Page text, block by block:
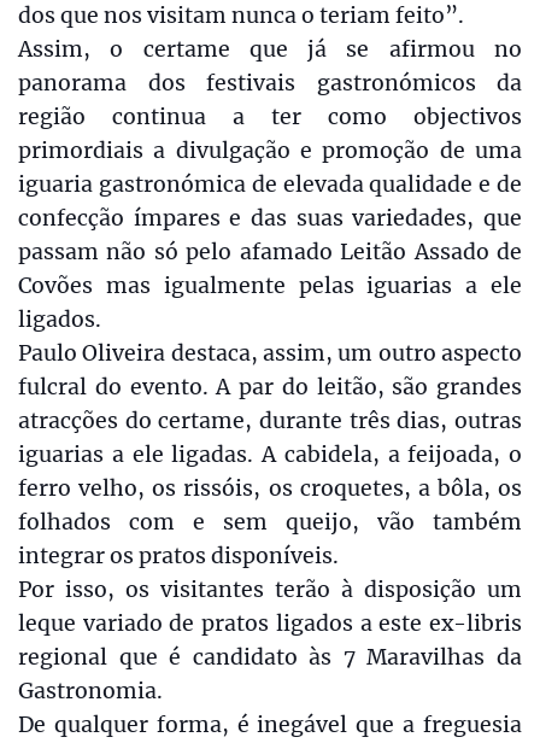
dos que nos visitam nunca o teriam feito”.
Assim, o certame que já se afirmou no
panorama dos festivais gastronómicos da
região continua a ter como objectivos
primordiais a divulgação e promoção de uma
iguaria gastronómica de elevada qualidade e de
confecção ímpares e das suas variedades, que
passam não só pelo afamado Leitão Assado de
Covões mas igualmente pelas iguarias a ele
ligados.
Paulo Oliveira destaca, assim, um outro aspecto
fulcral do evento. A par do leitão, são grandes
atracções do certame, durante três dias, outras
iguarias a ele ligadas. A cabidela, a feijoada, o
ferro velho, os rissóis, os croquetes, a bôla, os
folhados com e sem queijo, vão também
integrar os pratos disponíveis.
Por isso, os visitantes terão à disposição um
leque variado de pratos ligados a este ex-libris
regional que é candidato às 7 Maravilhas da
Gastronomia.
De qualquer forma, é inegável que a freguesia